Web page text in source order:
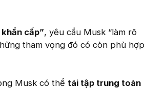
cấp”, yêu cầu Musk “làm rõ
tham vọng đó có còn phù hợp
Musk có thể tái tập trung toàn